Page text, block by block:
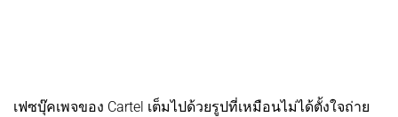
เฟซบุ๊คเพจของ Cartel เต็มไปด้วยรูปที่เหมือนไม่ได้ตั้งใจถ่าย